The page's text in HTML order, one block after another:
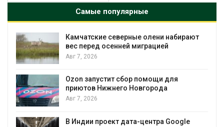
Самые популярные
Тайфун, засуха и пожары: сразу
несколько регионов столкнулись с
экстремальными природными
Авг 7, 2026
Солнечные панели над каналами
позволяют одновременно
воду